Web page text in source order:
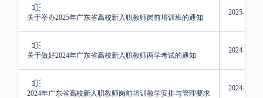
关于举办2025年广东省高校新入职教师岗前培训班的通知
2025-05-27
关于做好2024年广东省高校新入职教师两学考试的通知
2024-07-23
2024年广东省高校新入职教师岗前培训教学安排与管理要求
2024-07-08